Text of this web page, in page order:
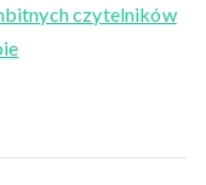
czytelników